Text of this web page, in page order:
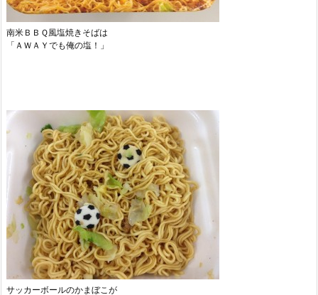
南米ＢＢＱ風塩焼きそばは
「ＡＷＡＹでも俺の塩！」
サッカーボールのかまぼこが